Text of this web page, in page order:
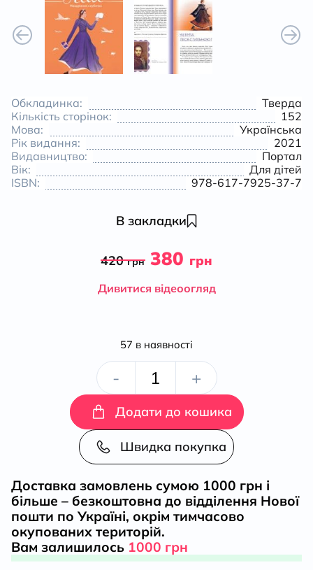
Обкладинка:
Тверда
Кількість сторінок:
152
Мова:
Українська
Рік видання:
2021
Видавництво:
Портал
Вік:
Для дітей
ISBN:
978-617-7925-37-7
В закладки
420грн 380 грн
Дивитися відеоогляд
57 в наявності
-
Леся.
Мандрівний
клубочок
кількість
+
Додати до кошика
Швидка покупка
Доставка замовлень сумою 1000 грн і
більше – безкоштовна до відділення Нової
пошти по Україні, окрім тимчасово
окупованих територій.
Вам залишилось 1000 грн